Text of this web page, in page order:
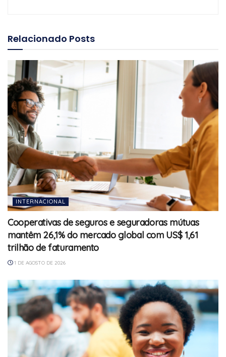
Relacionado Posts
INTERNACIONAL
Cooperativas de seguros e seguradoras mútuas
mantêm 26,1% do mercado global com US$ 1,61
trilhão de faturamento
1 DE AGOSTO DE 2026